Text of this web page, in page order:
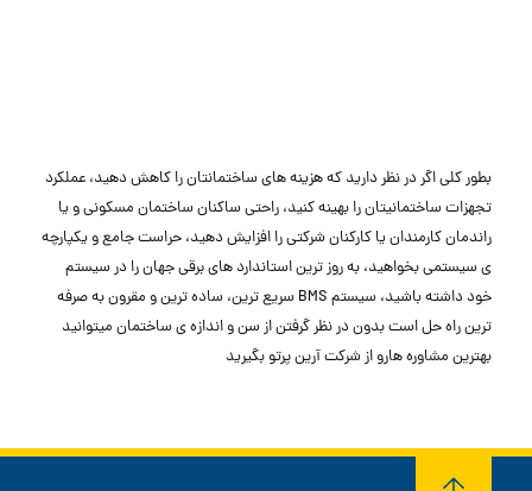
بطور کلی اگر در نظر دارید که هزینه های ساختمانتان را کاهش دهید، عملکرد
تجهزات ساختمانیتان را بهینه کنید، راحتی ساکنان ساختمان مسکونی و یا
راندمان کارمندان یا کارکنان شرکتی را افزایش دهید، حراست جامع و یکپارچه
ی سیستمی بخواهید، به روز ترین استاندارد های برقی جهان را در سیستم
خود داشته باشید، سیستم BMS سریع ترین، ساده ترین و مقرون به صرفه
ترین راه حل است بدون در نظر گرفتن از سن و اندازه ی ساختمان میتوانید
بهترین مشاوره هارو از شرکت آرین پرتو بگیرید